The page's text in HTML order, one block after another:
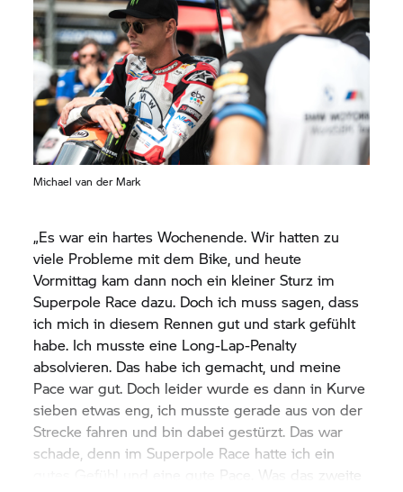
Michael van der Mark
„Es war ein hartes Wochenende. Wir hatten zu
viele Probleme mit dem Bike, und heute
Vormittag kam dann noch ein kleiner Sturz im
Superpole Race dazu. Doch ich muss sagen, dass
ich mich in diesem Rennen gut und stark gefühlt
habe. Ich musste eine Long-Lap-Penalty
absolvieren. Das habe ich gemacht, und meine
Pace war gut. Doch leider wurde es dann in Kurve
sieben etwas eng, ich musste gerade aus von der
Strecke fahren und bin dabei gestürzt. Das war
schade, denn im Superpole Race hatte ich ein
gutes Gefühl und eine gute Pace. Was das zweite